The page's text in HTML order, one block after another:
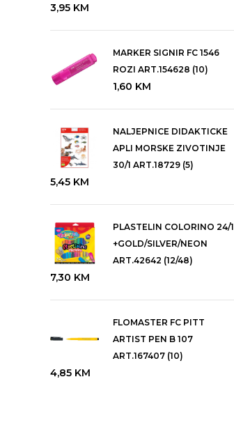
3,95 KM
MARKER SIGNIR FC 1546
ROZI ART.154628 (10)
1,60 KM
NALJEPNICE DIDAKTICKE
APLI MORSKE ZIVOTINJE
30/1 ART.18729 (5)
5,45 KM
PLASTELIN COLORINO 24/1
+GOLD/SILVER/NEON
ART.42642 (12/48)
7,30 KM
FLOMASTER FC PITT
ARTIST PEN B 107
ART.167407 (10)
4,85 KM